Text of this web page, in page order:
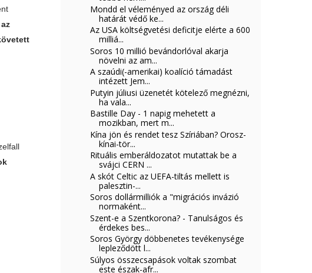
Mondd el véleményed az ország déli
határát védő ke...
Az USA költségvetési deficitje elérte a 600
milliá...
Soros 10 millió bevándorlóval akarja
növelni az am...
A szaúdi(-amerikai) koalíció támadást
intézett Jem...
Putyin júliusi üzenetét kötelező megnézni,
ha vala...
Bastille Day - 1 napig mehetett a
mozikban, mert m...
Kína jön és rendet tesz Szíriában? Orosz-
kínai-tör...
Rituális emberáldozatot mutattak be a
svájci CERN ...
A skót Celtic az UEFA-tiltás mellett is
palesztin-...
Soros dollármilliók a "migrációs invázió
normaként...
Szent-e a Szentkorona? - Tanulságos és
érdekes bes...
Soros György döbbenetes tevékenysége
lepleződött l...
Súlyos összecsapások voltak szombat
este észak-afr...